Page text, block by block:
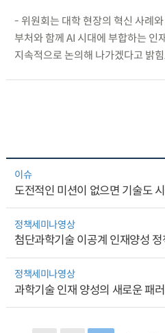
- 위원회는 대학 현장의 혁신 사례
부처와 함께 AI 시대에 부합하는 인
지속적으로 논의해 나가겠다고 밝힘.
이슈
도전적인 미션이 없으면 기술도
정책세미나영상
첨단과학기술 이공계 인재양성 정
정책세미나영상
과학기술 인재 양성의 새로운 패